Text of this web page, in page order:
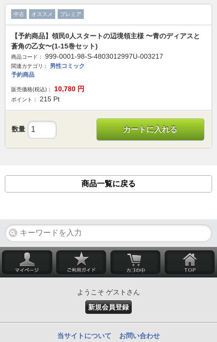
中古 オススメ プレミア
【予約商品】領民0人スタートの辺境領主様 〜青のディアスと
蒼角の乙女〜(1-15巻セット)
商品コード： 999-0001-98-S-4803012997U-003217
関連カテゴリ：
男性コミック
予約商品
販売価格(税込)： 10,780 円
ポイント： 215 Pt
数量 カートに入れる
商品一覧に戻る
ようこそ ゲストさん
新規会員登録
当サイトについて お問い合わせ